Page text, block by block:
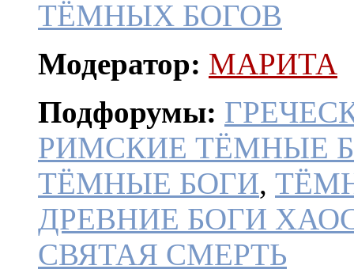
ТЁМНЫХ БОГОВ
Модератор: МАРИТА
Подфорумы:
РИМСКИЕ ТЁМНЫЕ
ТЁМНЫЕ БОГИ,
ДРЕВНИЕ БОГИ
СВЯТАЯ СМЕРТЬ